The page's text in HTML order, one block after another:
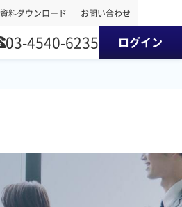
資料ダウンロード お問い合わせ
03-4540-6235 ログイン